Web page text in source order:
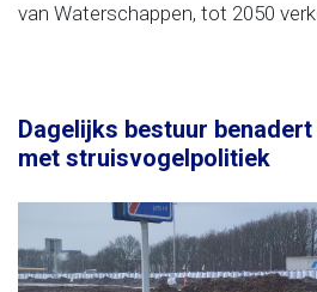
van Waterschappen, tot 2050
Dagelijks bestuur benadert
met struisvogelpolitiek